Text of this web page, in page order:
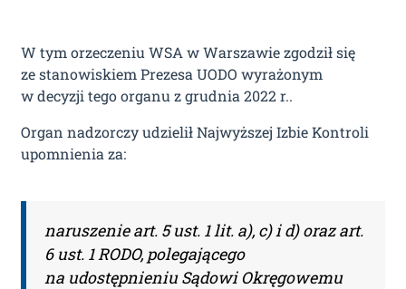
W tym orzeczeniu WSA w Warszawie zgodził się
ze stanowiskiem Prezesa UODO wyrażonym
w decyzji tego organu z grudnia 2022 r..
Organ nadzorczy udzielił Najwyższej Izbie Kontroli
upomnienia za:
naruszenie art. 5 ust. 1 lit. a), c) i d) oraz art.
6 ust. 1 RODO, polegającego
na udostępnieniu Sądowi Okręgowemu